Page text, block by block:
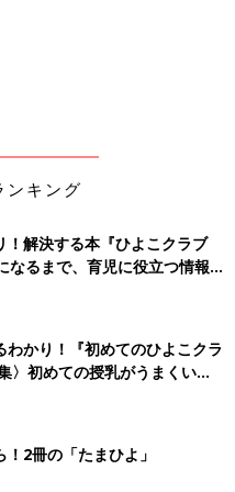
ンキング
！解決する本『ひよこクラブ
るまで、育児に役立つ情報が
わかり！『初めてのひよこクラ
〉初めての授乳がうまくい
の基本と夏のトラブル 解決テ
2冊の「たまひよ」